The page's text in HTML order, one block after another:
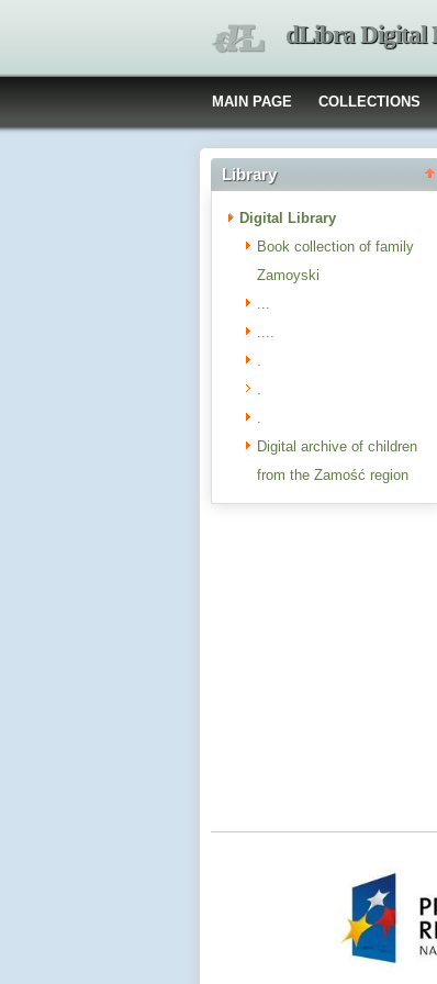
dLibra Digital
MAIN PAGE COLLECTIONS
Library
Digital Library
Book collection of family
Zamoyski
...
....
.
.
.
Digital archive of children
from the Zamość region